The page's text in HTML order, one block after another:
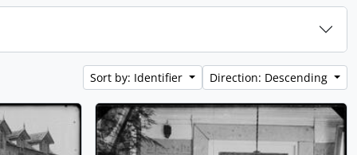
Sort by: Identifier Direction: Descending